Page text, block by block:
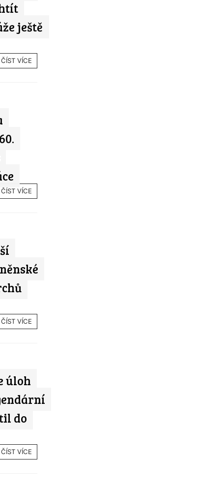
ještě
ČÍST VÍCE
ČÍST VÍCE
ČÍST VÍCE
úloh
do
ČÍST VÍCE